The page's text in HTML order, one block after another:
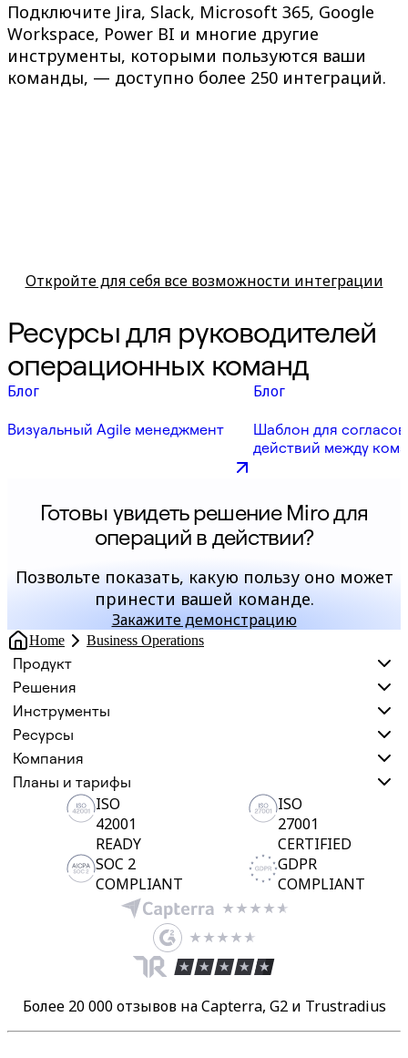
Подключите Jira, Slack, Microsoft 365, Google
Workspace, Power BI и многие другие
инструменты, которыми пользуются ваши
команды, — доступно более 250 интеграций.
Откройте для себя все возможности интеграции
Ресурсы для руководителей
операционных команд
Блог
Визуальный Agile менеджмент
Блог
Шаблон для
действий между
Готовы увидеть решение Miro для
операций в действии?
Позвольте показать, какую пользу оно может
принести вашей команде.
Закажите демонстрацию
Home Business Operations
Продукт
Решения
Инструменты
Ресурсы
Компания
Планы и тарифы
ISO
42001
READY
ISO
27001
CERTIFIED
SOC 2
COMPLIANT
GDPR
COMPLIANT
Более 20 000 отзывов на Capterra, G2 и Trustradius